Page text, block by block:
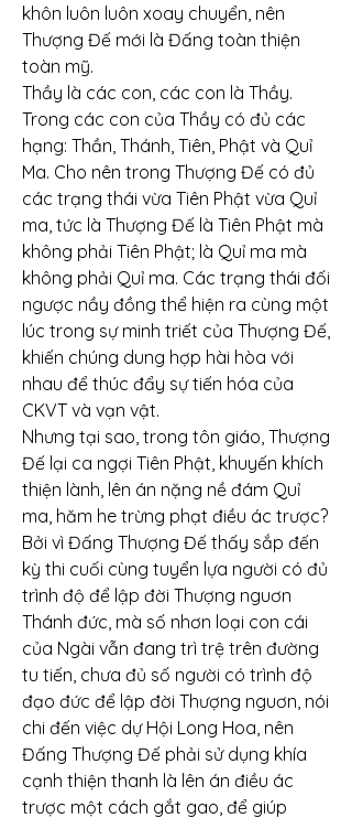
khôn luôn luôn xoay chuyển, nên
Thượng Đế mới là Đấng toàn thiện
toàn mỹ.
Thầy là các con, các con là Thầy.
Trong các con của Thầy có đủ các
hạng: Thần, Thánh, Tiên, Phật và Quỉ
Ma. Cho nên trong Thượng Đế có đủ
các trạng thái vừa Tiên Phật vừa Quỉ
ma, tức là Thượng Đế là Tiên Phật mà
không phải Tiên Phật; là Quỉ ma mà
không phải Quỉ ma. Các trạng thái đối
ngược nầy đồng thể hiện ra cùng một
lúc trong sự minh triết của Thượng Đế,
khiến chúng dung hợp hài hòa với
nhau để thúc đẩy sự tiến hóa của
CKVT và vạn vật.
Nhưng tại sao, trong tôn giáo, Thượng
Đế lại ca ngợi Tiên Phật, khuyến khích
thiện lành, lên án nặng nề đám Quỉ
ma, hăm he trừng phạt điều ác trược?
Bởi vì Đấng Thượng Đế thấy sắp đến
kỳ thi cuối cùng tuyển lựa người có đủ
trình độ để lập đời Thượng nguơn
Thánh đức, mà số nhơn loại con cái
của Ngài vẫn đang trì trệ trên đường
tu tiến, chưa đủ số người có trình độ
đạo đức để lập đời Thượng nguơn, nói
chi đến việc dự Hội Long Hoa, nên
Đấng Thượng Đế phải sử dụng khía
cạnh thiện thanh là lên án điều ác
trược một cách gắt gao, để giúp